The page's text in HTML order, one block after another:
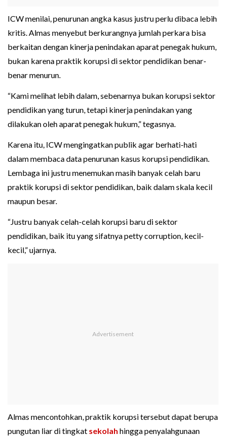
ICW menilai, penurunan angka kasus justru perlu dibaca lebih
kritis. Almas menyebut berkurangnya jumlah perkara bisa
berkaitan dengan kinerja penindakan aparat penegak hukum,
bukan karena praktik korupsi di sektor pendidikan benar-
benar menurun.
“Kami melihat lebih dalam, sebenarnya bukan korupsi sektor
pendidikan yang turun, tetapi kinerja penindakan yang
dilakukan oleh aparat penegak hukum,” tegasnya.
Karena itu, ICW mengingatkan publik agar berhati-hati
dalam membaca data penurunan kasus korupsi pendidikan.
Lembaga ini justru menemukan masih banyak celah baru
praktik korupsi di sektor pendidikan, baik dalam skala kecil
maupun besar.
“Justru banyak celah-celah korupsi baru di sektor
pendidikan, baik itu yang sifatnya petty corruption, kecil-
kecil,” ujarnya.
Almas mencontohkan, praktik korupsi tersebut dapat berupa
pungutan liar di tingkat sekolah hingga penyalahgunaan